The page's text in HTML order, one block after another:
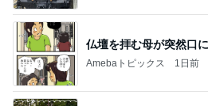
仏壇を拝む母が突然口
Amebaトピックス 1日前